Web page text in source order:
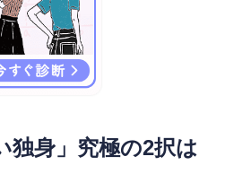
独身」究極の2択は